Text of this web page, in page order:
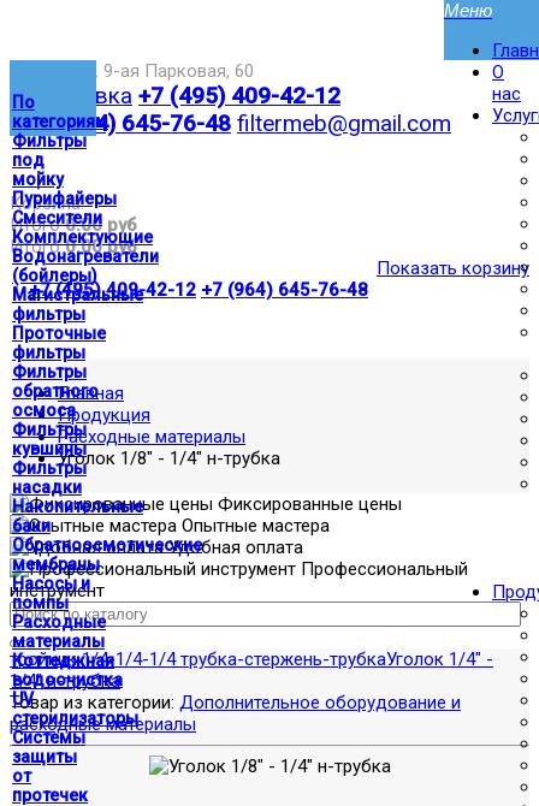
По
категориям
Фильтры
под
мойку
Пурифайеры
Смесители
Комплектующие
Водонагреватели
(бойлеры)
Магистральные
фильтры
Проточные
фильтры
Фильтры
обратного
осмоса
Фильтры
кувшины
Фильтры
насадки
Накопительные
баки
Обратноосмотические
мембраны
Насосы и
помпы
Расходные
материалы
Коттеджная
водоочистка
UV
стерилизаторы
Системы
защиты
от
протечек
Москва,ул. 9-ая Парковая, 60
Доставка +7 (495) 409-42-12
+7 (964) 645-76-48 filtermeb@gmail.com
|
Корзина:
Итого0.00 руб
Итого0.00 руб
Показать корзину
| +7 (495) 409-42-12 +7 (964) 645-76-48
О
нас
Главная
Продукция
Расходные материалы
Уголок 1/8" - 1/4" н-трубка
Фиксированные цены
Опытные мастера
Удобная оплата
Профессиональный
инструмент
тройник 1/4-1/4-1/4 трубка-стержень-трубкаУголок 1/4" -
1/4" н-трубка
Товар из категории: Дополнительное оборудование и
расходные материалы